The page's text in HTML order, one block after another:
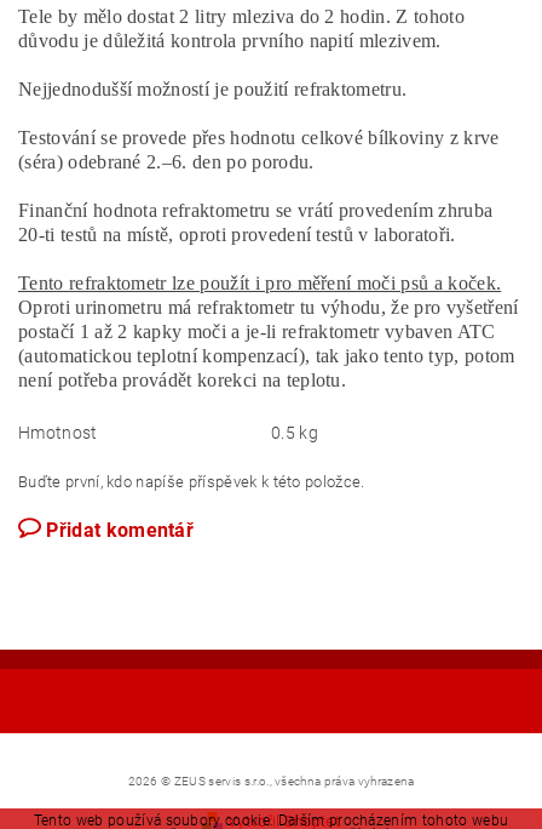
Tele by mělo dostat 2 litry mleziva do 2 hodin.Z tohoto
důvodu je důležitá kontrola prvního napití mlezivem.
Nejjednodušší možností je použití refraktometru.
Testování se provede přes hodnotu celkové bílkoviny z krve
(séra) odebrané 2.–6. den po porodu.
Finanční hodnota refraktometru se vrátí provedením zhruba
20-ti testů na místě, oproti provedení testů v laboratoři.
Tento refraktometr lze použít i pro měření moči psů a koček.
Oproti urinometru má refraktometr tu výhodu, že pro vyšetření
postačí 1 až 2 kapky moči a je-li refraktometr vybaven ATC
(automatickou teplotní kompenzací), tak jako tento typ, potom
není potřeba provádět korekci na teplotu.
Hmotnost 0.5 kg
Buďte první, kdo napíše příspěvek k této položce.
Přidat komentář
2026 © ZEUS servis s.r.o., všechna práva vyhrazena
Vytvořil Shoptet
Tento web používá soubory cookie. Dalším procházením tohoto webu